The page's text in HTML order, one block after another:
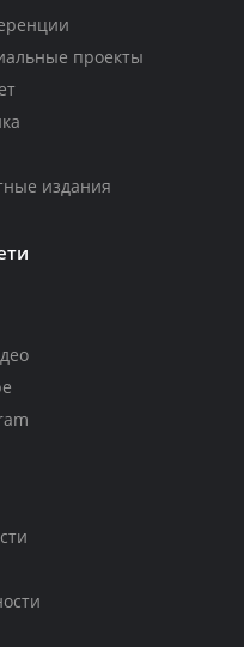
проекты
издания